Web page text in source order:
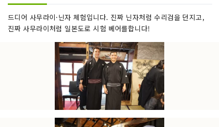
드디어 사무라이·닌자 체험입니다. 진짜 닌자처럼 수리검을 던지고,
진짜 사무라이처럼 일본도로 시험 베어를합니다!